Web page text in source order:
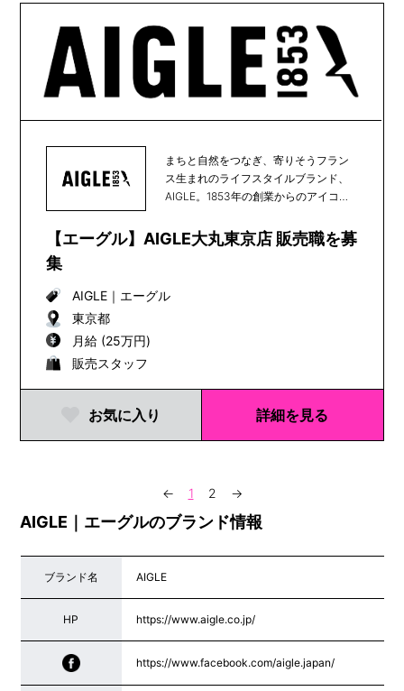
まちと自然をつなぎ、寄りそうフラン
ス生まれのライフスタイルブランド、
AIGLE。1853年の創業からのアイコン
【エーグル】AIGLE大丸東京店 販売職を募
集
AIGLE｜ エーグル
東京都
月給 (25万円)
販売スタッフ
お気に入り 詳細を見る
← 1 2 →
AIGLE｜エーグルのブランド情報
ブランド名 AIGLE
HP https://www.aigle.co.jp/
https://www.facebook.com/aigle.japan/